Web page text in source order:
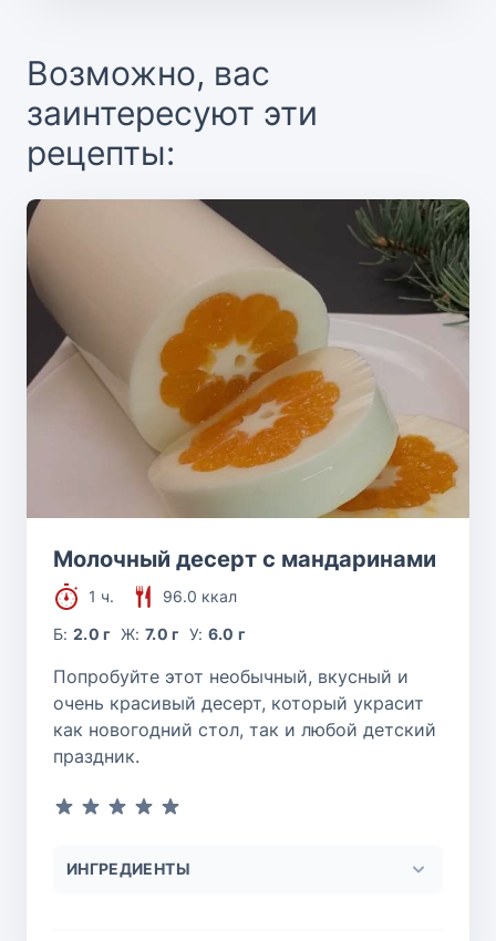
Возможно, вас
заинтересуют эти
рецепты:
Молочный десерт с мандаринами
1 ч.
96.0 ккал
Б:2.0 г Ж: 7.0 г У: 6.0 г
Попробуйте этот необычный, вкусный и
очень красивый десерт, который украсит
как новогодний стол, так и любой детский
праздник.
ИНГРЕДИЕНТЫ